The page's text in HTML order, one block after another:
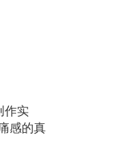
作实
感的真